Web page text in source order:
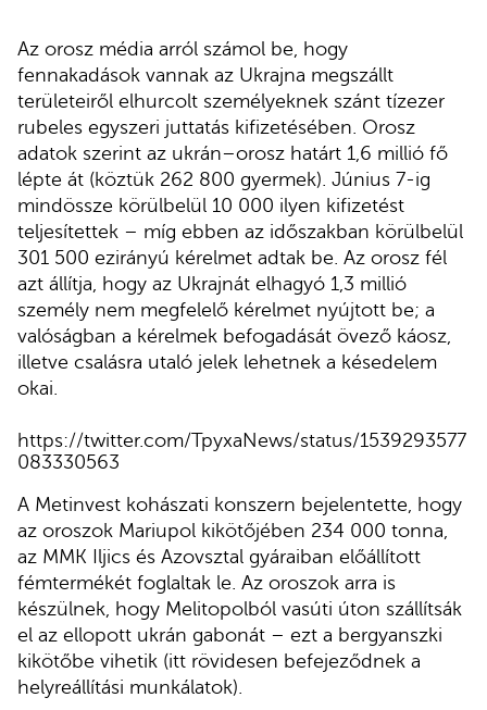
Az orosz média arról számol be, hogy
fennakadások vannak az Ukrajna megszállt
területeiről elhurcolt személyeknek szánt tízezer
rubeles egyszeri juttatás kifizetésében. Orosz
adatok szerint az ukrán–orosz határt 1,6 millió fő
lépte át (köztük 262 800 gyermek). Június 7-ig
mindössze körülbelül 10 000 ilyen kifizetést
teljesítettek – míg ebben az időszakban körülbelül
301 500 ezirányú kérelmet adtak be. Az orosz fél
azt állítja, hogy az Ukrajnát elhagyó 1,3 millió
személy nem megfelelő kérelmet nyújtott be; a
valóságban a kérelmek befogadását övező káosz,
illetve csalásra utaló jelek lehetnek a késedelem
okai.
https://twitter.com/TpyxaNews/status/1539293577
083330563
A Metinvest kohászati konszern bejelentette, hogy
az oroszok Mariupol kikötőjében 234 000 tonna,
az MMK Iljics és Azovsztal gyáraiban előállított
fémtermékét foglaltak le. Az oroszok arra is
készülnek, hogy Melitopolból vasúti úton szállítsák
el az ellopott ukrán gabonát – ezt a bergyanszki
kikötőbe vihetik (itt rövidesen befejeződnek a
helyreállítási munkálatok).